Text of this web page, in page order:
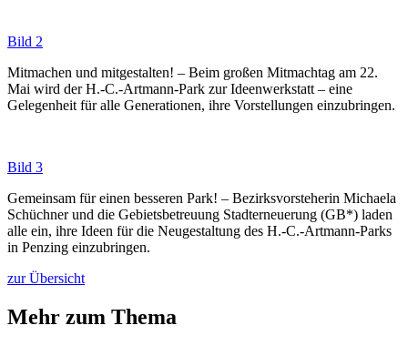
Bild 2
Mitmachen und mitgestalten! – Beim großen Mitmachtag am 22.
Mai wird der H.-C.-Artmann-Park zur Ideenwerkstatt – eine
Gelegenheit für alle Generationen, ihre Vorstellungen einzubringen.
Bild 3
Gemeinsam für einen besseren Park! – Bezirksvorsteherin Michaela
Schüchner und die Gebietsbetreuung Stadterneuerung (GB*) laden
alle ein, ihre Ideen für die Neugestaltung des H.-C.-Artmann-Parks
in Penzing einzubringen.
zur Übersicht
Mehr zum Thema